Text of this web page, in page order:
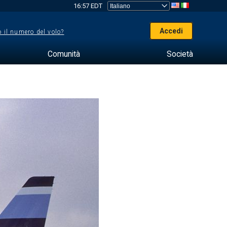
16:57 EDT
il numero del volo? Accedi
Comunità Società